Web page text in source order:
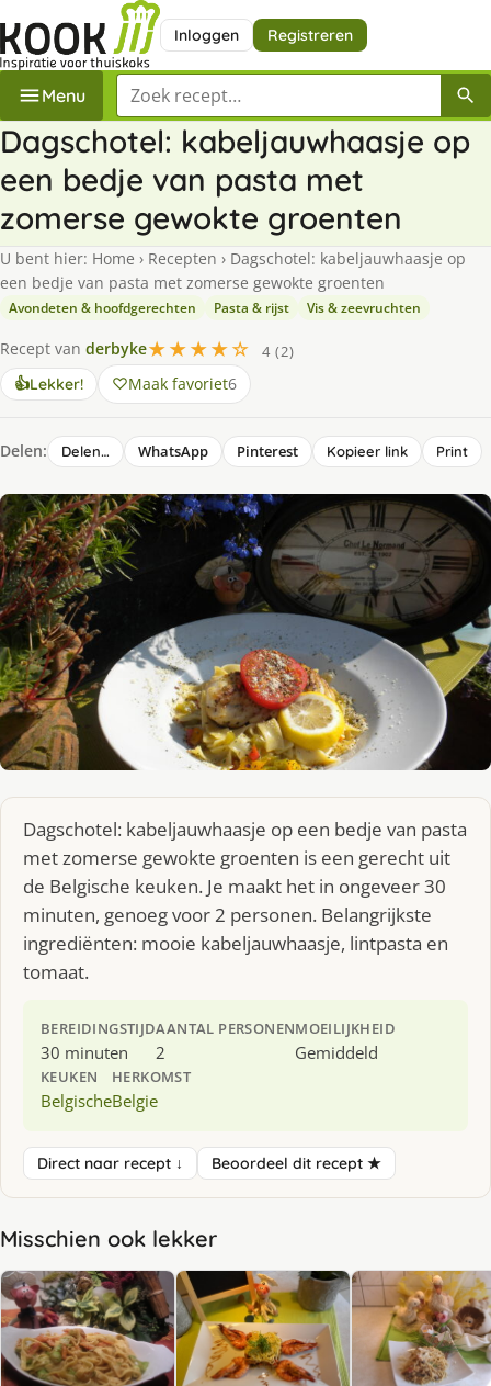
Inloggen Registreren
Menu Zoek een recept
Dagschotel: kabeljauwhaasje op
een bedje van pasta met
zomerse gewokte groenten
U bent hier: Home › Recepten › Dagschotel: kabeljauwhaasje op
een bedje van pasta met zomerse gewokte groenten
Avondeten & hoofdgerechten Pasta & rijst Vis & zeevruchten
Recept van derbyke★★★★☆
4 (2)
👍Lekker! Maak favoriet6
Delen: Delen… WhatsApp Pinterest Kopieer link Print
Dagschotel: kabeljauwhaasje op een bedje van pasta
met zomerse gewokte groenten is een gerecht uit
de Belgische keuken. Je maakt het in ongeveer 30
minuten, genoeg voor 2 personen. Belangrijkste
ingrediënten: mooie kabeljauwhaasje, lintpasta en
tomaat.
BEREIDINGSTIJD
30 minuten
AANTAL PERSONEN
2
MOEILIJKHEID
Gemiddeld
KEUKEN
Belgische
HERKOMST
Belgie
Direct naar recept ↓ Beoordeel dit recept ★
Misschien ook lekker